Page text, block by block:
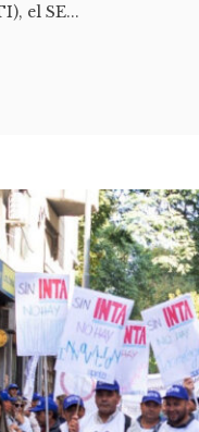
el SE...